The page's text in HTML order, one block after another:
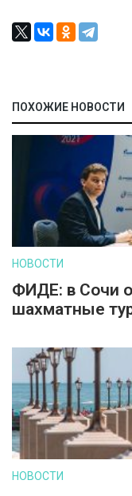
ПОХОЖИЕ НОВОСТИ
НОВОСТИ
ФИДЕ: в Сочи
шахматные
НОВОСТИ